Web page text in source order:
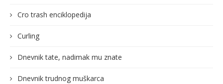
Cro trash enciklopedija
Curling
Dnevnik tate, nadimak mu znate
Dnevnik trudnog muškarca